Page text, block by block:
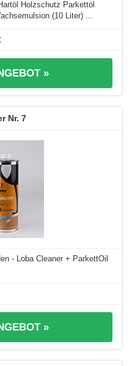
Holzschutz Parkettöl
(10 Liter) ...
»
7
- Loba Cleaner + ParkettOil
»